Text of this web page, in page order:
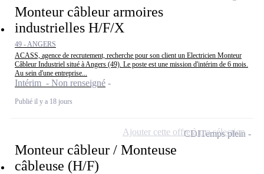
Monteur câbleur armoires
industrielles H/F/X
49 - ANGERS
ACASS, agence de recrutement, recherche pour son client un Electricien Monteur
Câbleur Industriel situé à Angers (49). Le poste est une mission d'intérim de 6 mois.
Au sein d'une entreprise...
Intérim - Non renseigné
Publié il y a 18 jours
Monteur câbleur / Monteuse
câbleuse (H/F)
CDITemps plein
Ajouter cette offre à ma sélection